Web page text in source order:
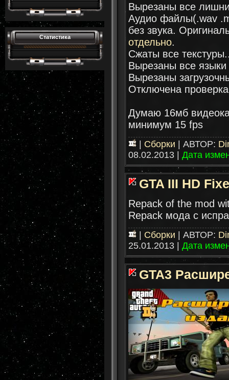
Статистика
Вырезаны все
Аудио файлы(.wav
без звука.
отдельно.
Сжаты все
Вырезаны все языки
Вырезаны
Отключена
Думаю 16мб
минимум 15 fps
Сборки | АВТОР:
08.02.2013
Дата
GTA III HD
Repack of the mod
Repack мода с
Сборки | АВТОР:
25.01.2013
Дата
GTA3